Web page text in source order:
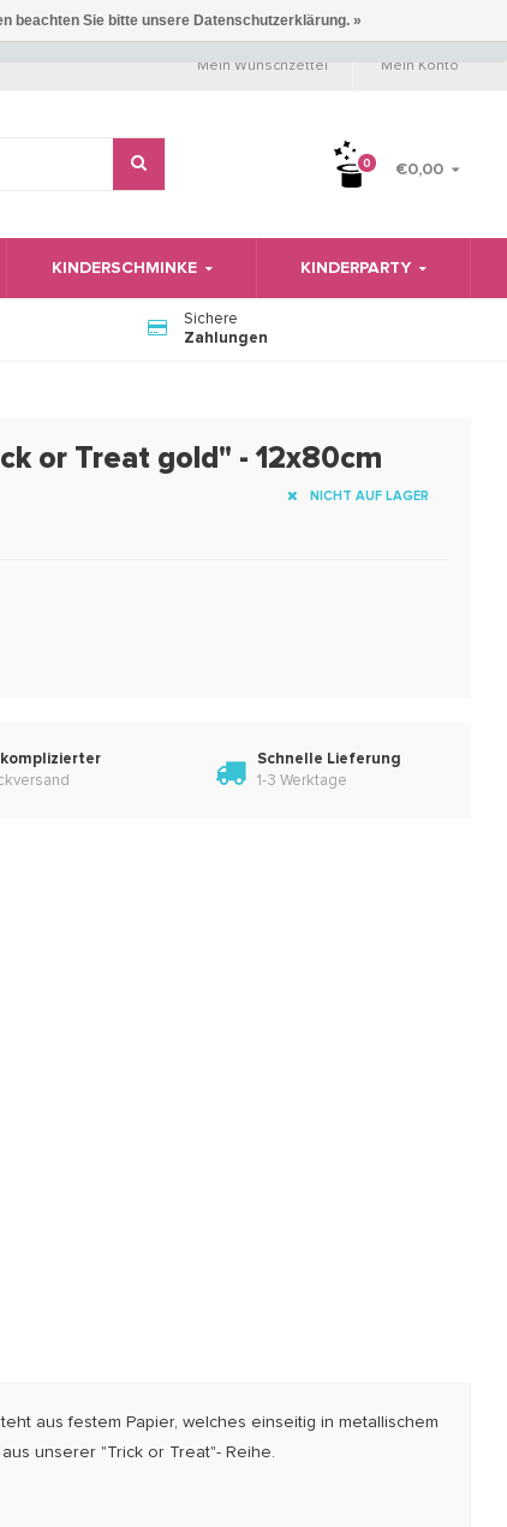
Mein Wunschzettel Mein Konto
0 €0,00
KINDERSCHMINKE KINDERPARTY
Sichere
Zahlungen
or Treat gold" - 12x80cm
NICHT AUF LAGER
Schnelle Lieferung
1-3 Werktage
aus festem Papier, welches einseitig in metallischem
unserer "Trick or Treat"- Reihe.
beachten Sie bitte unsere Datenschutzerklärung. »